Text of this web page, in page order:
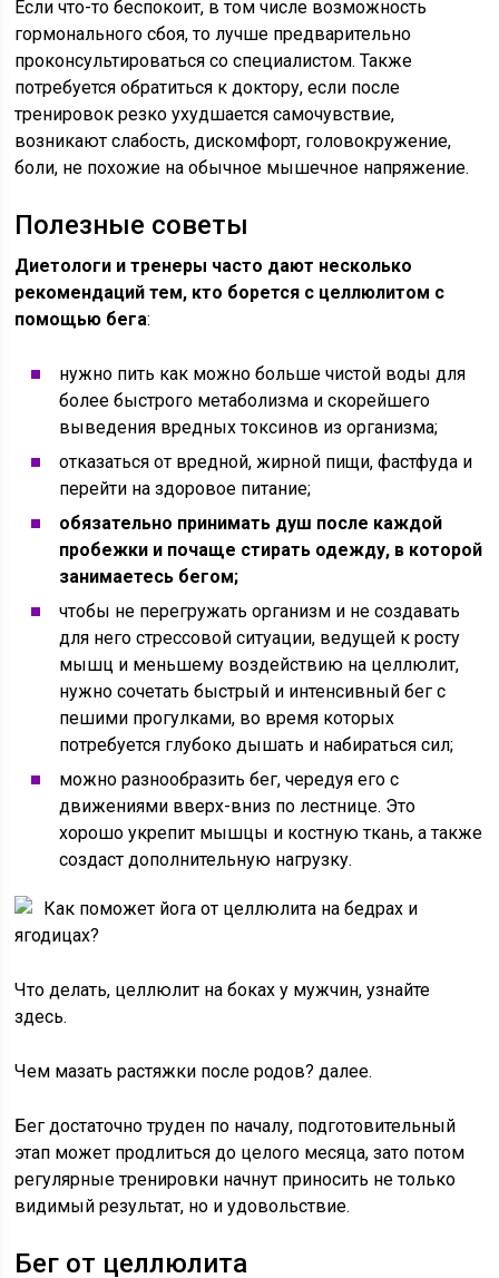
Если что-то беспокоит, в том числе возможность
гормонального сбоя, то лучше предварительно
проконсультироваться со специалистом. Также
потребуется обратиться к доктору, если после
тренировок резко ухудшается самочувствие,
возникают слабость, дискомфорт, головокружение,
боли, не похожие на обычное мышечное напряжение.
Полезные советы
Диетологи и тренеры часто дают несколько
рекомендаций тем, кто борется с целлюлитом с
помощью бега:
нужно пить как можно больше чистой воды для
более быстрого метаболизма и скорейшего
выведения вредных токсинов из организма;
отказаться от вредной, жирной пищи, фастфуда и
перейти на здоровое питание;
обязательно принимать душ после каждой
пробежки и почаще стирать одежду, в которой
занимаетесь бегом;
чтобы не перегружать организм и не создавать
для него стрессовой ситуации, ведущей к росту
мышц и меньшему воздействию на целлюлит,
нужно сочетать быстрый и интенсивный бег с
пешими прогулками, во время которых
потребуется глубоко дышать и набираться сил;
можно разнообразить бег, чередуя его с
движениями вверх-вниз по лестнице. Это
хорошо укрепит мышцы и костную ткань, а также
создаст дополнительную нагрузку.
Как поможет йога от целлюлита на бедрах и
ягодицах?
Что делать, целлюлит на боках у мужчин, узнайте
здесь.
Чем мазать растяжки после родов? далее.
Бег достаточно труден по началу, подготовительный
этап может продлиться до целого месяца, зато потом
регулярные тренировки начнут приносить не только
видимый результат, но и удовольствие.
Бег от целлюлита